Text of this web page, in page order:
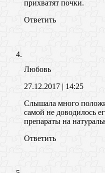
прихватят почки.
Ответить
Любовь
27.12.2017 | 14:25
Слышала много
самой не доводилось
препараты на
Ответить